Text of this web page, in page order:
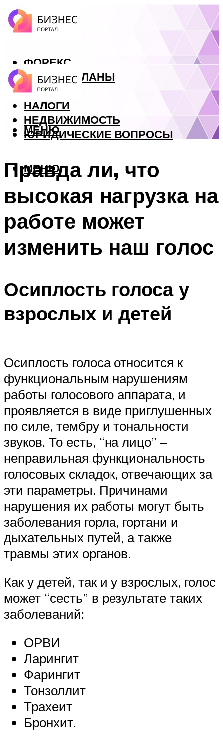
ФОРЕКС
БИЗНЕС ПЛАНЫ
КРЕДИТЫ
НАЛОГИ
НЕДВИЖИМОСТЬ
ЮРИДИЧЕСКИЕ ВОПРОСЫ
МЕНЮ
МЕНЮ
Правда ли, что
высокая нагрузка на
работе может
изменить наш голос
Осиплость голоса у
взрослых и детей
Осиплость голоса относится к
функциональным нарушениям
работы голосового аппарата, и
проявляется в виде приглушенных
по силе, тембру и тональности
звуков. То есть, “на лицо” –
неправильная функциональность
голосовых складок, отвечающих за
эти параметры. Причинами
нарушения их работы могут быть
заболевания горла, гортани и
дыхательных путей, а также
травмы этих органов.
Как у детей, так и у взрослых, голос
может “сесть” в результате таких
заболеваний:
ОРВИ
Ларингит
Фарингит
Тонзоллит
Трахеит
Бронхит.